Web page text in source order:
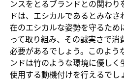
ンスをとるブランドとの関わり
ドは、エシカルであるとみな
在のエシカルな姿勢を守るため
って取り組み、その誠実さで消
必要があるでしょう。このよう
ンドは竹のような環境に優しく
使用する動機付けを行えるでし